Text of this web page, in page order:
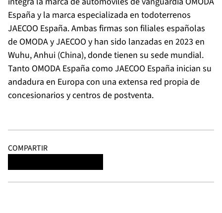
España y la marca especializada en todoterrenos
JAECOO España. Ambas firmas son filiales españolas
de OMODA y JAECOO y han sido lanzadas en 2023 en
Wuhu, Anhui (China), donde tienen su sede mundial.
Tanto OMODA España como JAECOO España inician su
andadura en Europa con una extensa red propia de
concesionarios y centros de postventa.
COMPARTIR